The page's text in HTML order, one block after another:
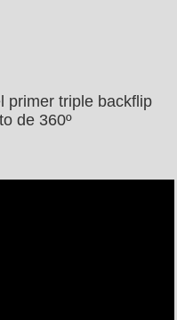
primer triple backflip
de 360º